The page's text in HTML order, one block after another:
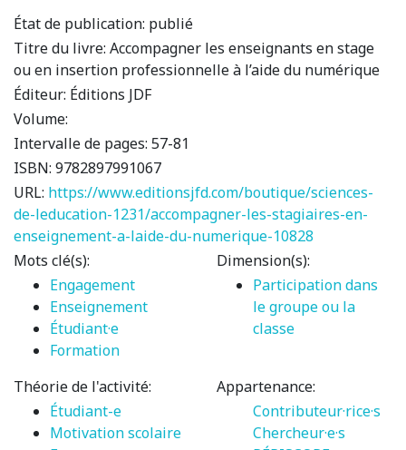
État de publication: publié
Titre du livre: Accompagner les enseignants en stage
ou en insertion professionnelle à l’aide du numérique
Éditeur: Éditions JDF
Volume:
Intervalle de pages: 57-81
ISBN: 9782897991067
URL: https://www.editionsjfd.com/boutique/sciences-
de-leducation-1231/accompagner-les-stagiaires-en-
enseignement-a-laide-du-numerique-10828
Mots clé(s):
Engagement
Enseignement
Étudiant·e
Formation
Dimension(s):
Participation dans
le groupe ou la
classe
Théorie de l'activité:
Étudiant-e
Motivation scolaire
Appartenance:
Contributeur·rice·s
Chercheur·e·s